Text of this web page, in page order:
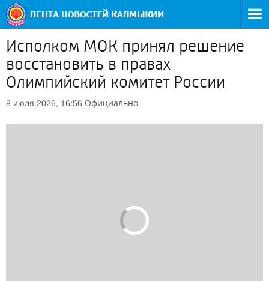
Исполком МОК принял решение
восстановить в правах
Олимпийский комитет России
8 июля 2026, 16:56 Официально